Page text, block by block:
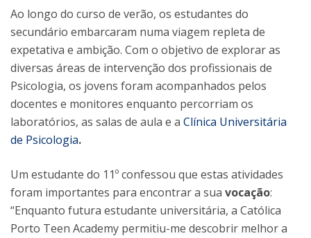
Ao longo do curso de verão, os estudantes do
secundário embarcaram numa viagem repleta de
expetativa e ambição. Com o objetivo de explorar as
diversas áreas de intervenção dos profissionais de
Psicologia, os jovens foram acompanhados pelos
docentes e monitores enquanto percorriam os
laboratórios, as salas de aula e a Clínica Universitária
de Psicologia.
Um estudante do 11º confessou que estas atividades
foram importantes para encontrar a sua vocação:
“Enquanto futura estudante universitária, a Católica
Porto Teen Academy permitiu-me descobrir melhor a